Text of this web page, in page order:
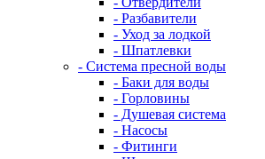
- Разбавители
- Уход за лодкой
- Шпатлевки
- Система пресной воды
- Баки для воды
- Горловины
- Душевая система
- Насосы
- Фитинги